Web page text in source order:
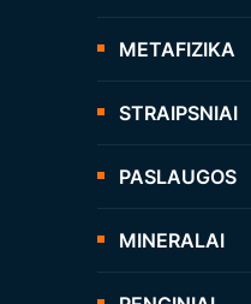
METAFIZIKA
STRAIPSNIAI
PASLAUGOS
MINERALAI